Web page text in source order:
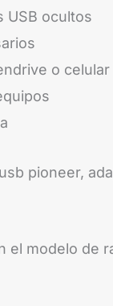
USB ocultos
o celular
pioneer,
el modelo de